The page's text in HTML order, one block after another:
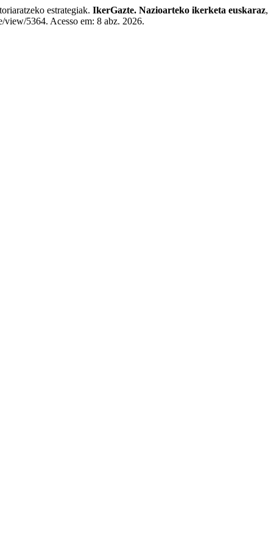
estrategiak. IkerGazte. Nazioarteko ikerketa euskaraz,
5364. Acesso em: 8 abz. 2026.